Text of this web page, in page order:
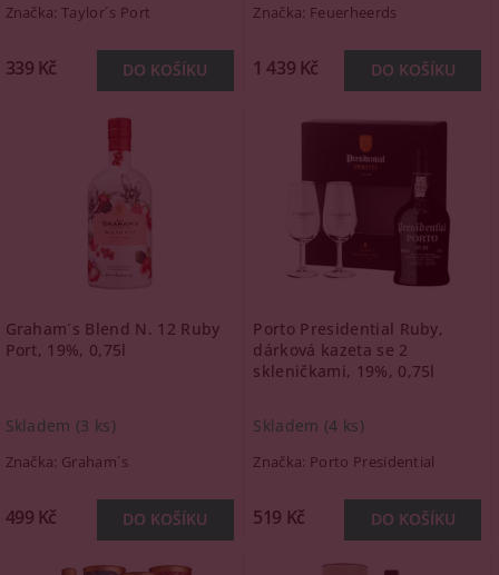
Značka:Taylor´s Port
339 Kč
Značka: Feuerheerds
1 439 Kč
Graham´s Blend N. 12 Ruby
Port, 19%, 0,75l
Skladem (3 ks)
Značka: Graham´s
499 Kč
Porto Presidential Ruby,
dárková kazeta se 2
skleničkami, 19%, 0,75l
Skladem (4 ks)
Značka: Porto Presidential
519 Kč